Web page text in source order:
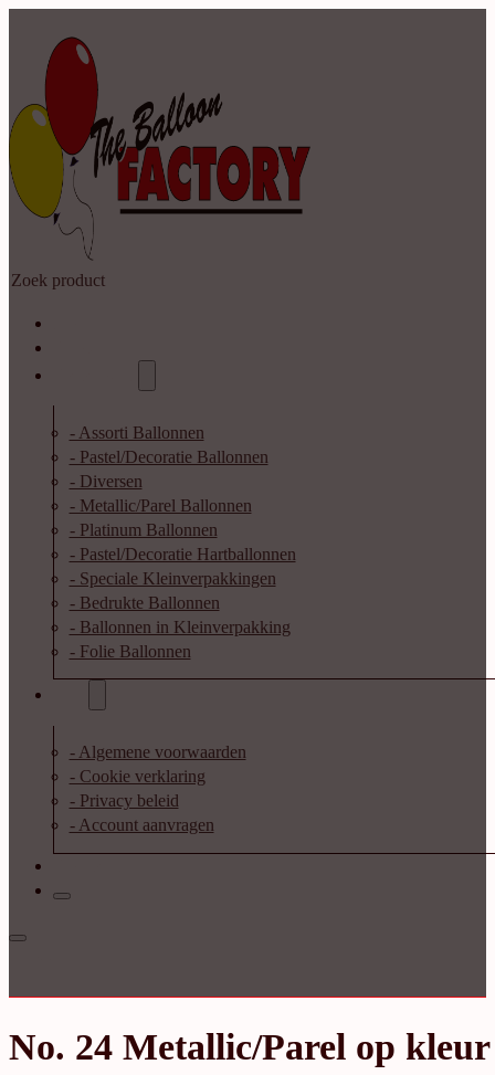
Zoeken
- Assorti Ballonnen
- Pastel/Decoratie Ballonnen
- Diversen
- Metallic/Parel Ballonnen
- Platinum Ballonnen
- Pastel/Decoratie Hartballonnen
- Speciale Kleinverpakkingen
- Bedrukte Ballonnen
- Ballonnen in Kleinverpakking
- Folie Ballonnen
- Algemene voorwaarden
- Cookie verklaring
- Privacy beleid
- Account aanvragen
No. 24 Metallic/Parel op kleur